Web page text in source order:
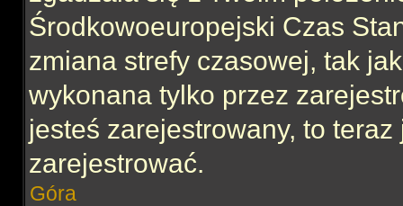
Środkowoeuropejski Czas
zmiana strefy czasowej, tak
wykonana tylko przez
jesteś zarejestrowany, to
zarejestrować.
Góra